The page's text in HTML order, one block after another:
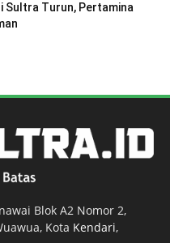
Sultra Turun, Pertamina
Blok A2 Nomor 2,
Kota Kendari,